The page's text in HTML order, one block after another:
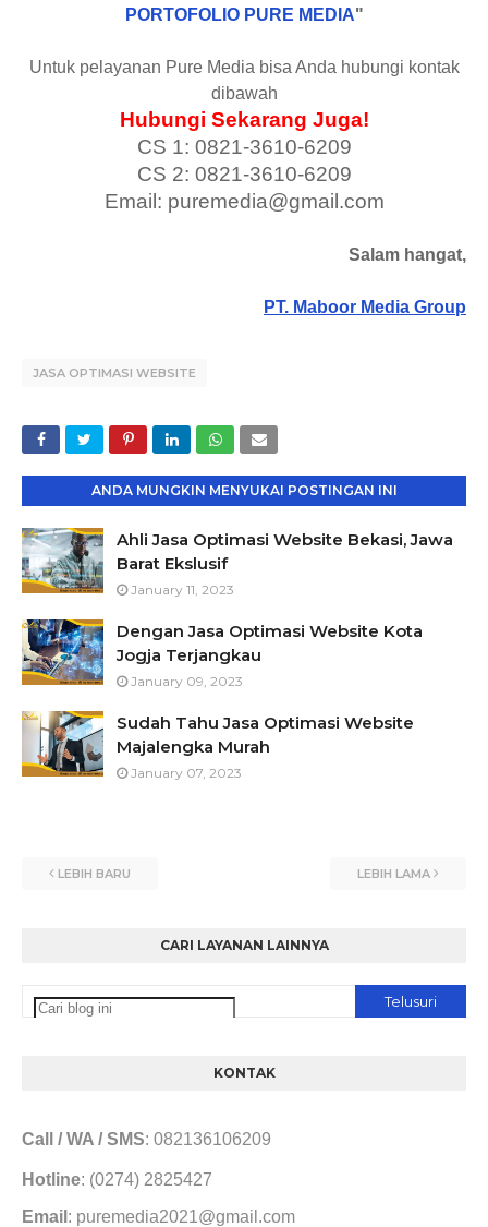
PORTOFOLIO PURE MEDIA"
Untuk pelayanan Pure Media bisa Anda hubungi kontak
dibawah
Hubungi Sekarang Juga!
CS 1: 0821-3610-6209
CS 2: 0821-3610-6209
Email: puremedia@gmail.com
Salam hangat,
PT. Maboor Media Group
JASA OPTIMASI WEBSITE
ANDA MUNGKIN MENYUKAI POSTINGAN INI
Ahli Jasa Optimasi Website Bekasi, Jawa
Barat Ekslusif
January 11, 2023
Dengan Jasa Optimasi Website Kota
Jogja Terjangkau
January 09, 2023
Sudah Tahu Jasa Optimasi Website
Majalengka Murah
January 07, 2023
LEBIH BARU LEBIH LAMA
CARI LAYANAN LAINNYA
KONTAK
Call / WA / SMS: 082136106209
Hotline: (0274) 2825427
Email : puremedia2021@gmail.com